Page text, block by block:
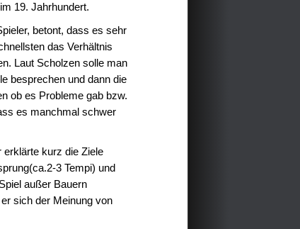
19. Jahrhundert.
betont, dass es sehr
das Verhältnis
Laut Scholzen solle man
besprechen und dann die
ob es Probleme gab bzw.
es manchmal schwer
kurz die Ziele
3 Tempi) und
außer Bauern
sich der Meinung von